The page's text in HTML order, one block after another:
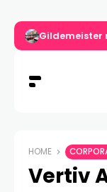
Gildemeister
HOME
Vertiv